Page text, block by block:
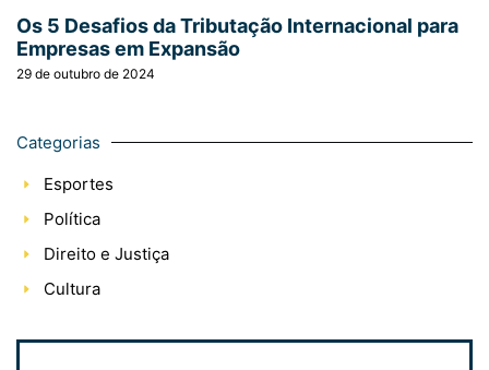
Os 5 Desafios da Tributação Internacional para
Empresas em Expansão
29 de outubro de 2024
Categorias
Esportes
Política
Direito e Justiça
Cultura